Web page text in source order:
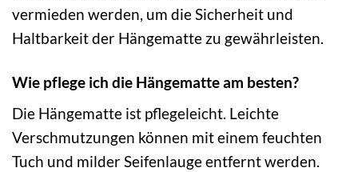
vermieden werden, um die Sicherheit und
Haltbarkeit der Hängematte zu gewährleisten.
Wie pflege ich die Hängematte am besten?
Die Hängematte ist pflegeleicht. Leichte
Verschmutzungen können mit einem feuchten
Tuch und milder Seifenlauge entfernt werden.